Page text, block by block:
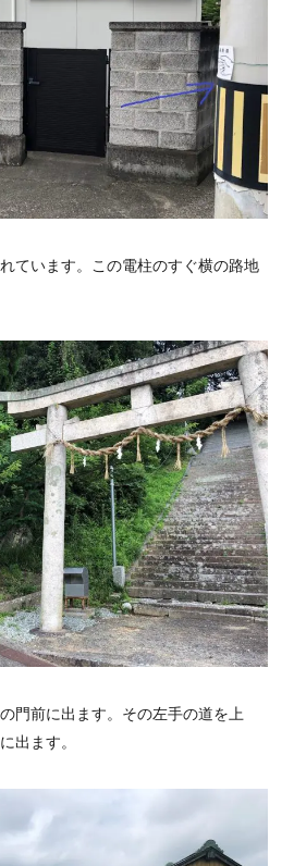
ています。この電柱のすぐ横の路地
門前に出ます。その左手の道を上
出ます。